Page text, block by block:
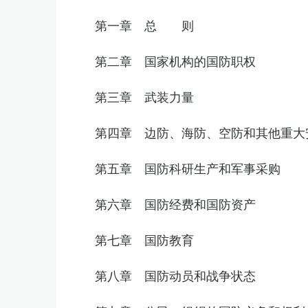
第一章 总 则
第二章 国家机构的国防职权
第三章 武装力量
第四章 边防、海防、空防和其他重大
第五章 国防科研生产和军事采购
第六章 国防经费和国防资产
第七章 国防教育
第八章 国防动员和战争状态